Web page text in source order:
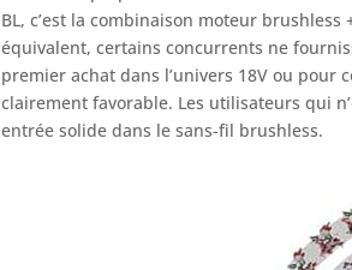
BL, c’est la combinaison moteur
équivalent, certains concurrents ne
premier achat dans l’univers 18V ou
clairement favorable. Les utilisateurs qui
entrée solide dans le sans-fil brushless.